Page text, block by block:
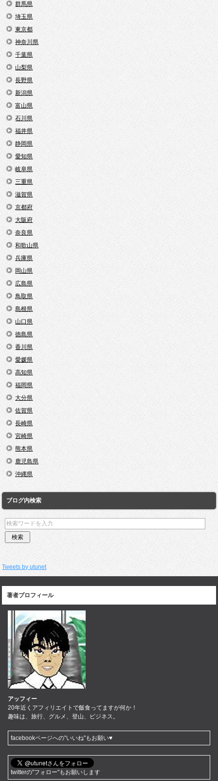
群馬県
埼玉県
東京都
神奈川県
千葉県
山梨県
長野県
新潟県
富山県
石川県
福井県
静岡県
愛知県
岐阜県
三重県
滋賀県
京都府
大阪府
奈良県
和歌山県
兵庫県
岡山県
広島県
鳥取県
島根県
山口県
徳島県
香川県
愛媛県
高知県
福岡県
大分県
佐賀県
長崎県
宮崎県
熊本県
鹿児島県
沖縄県
ブログ内検索
Tweets by utunet
著者プロフィール
アッフィー
20年近くアフィリエイトで飯食ってますが何か！
趣味は、旅行、グルメ、登山、ビジネス。
facebookページへの"いいね"もお願い♥
twitterの"フォロー"もお願いします